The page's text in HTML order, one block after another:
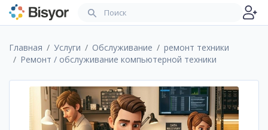
Главная Услуги Обслуживание
ремонт техники
Ремонт / обслуживание компьютерной техники